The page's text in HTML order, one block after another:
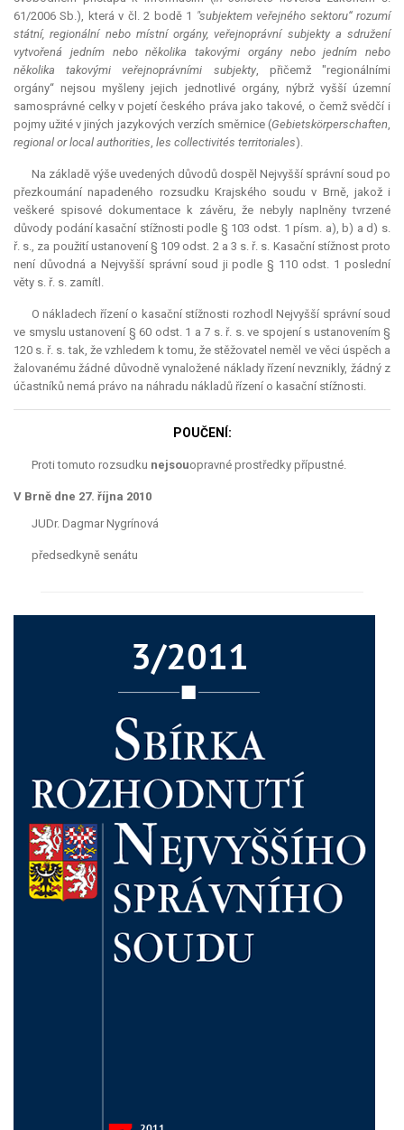
61/2006 Sb.), která v čl. 2 bodě 1 "subjektem veřejného sektoru“ rozumí
státní, regionální nebo místní orgány, veřejnoprávní subjekty a sdružení
vytvořená jedním nebo několika takovými orgány nebo jedním nebo
několika takovými veřejnoprávními subjekty, přičemž "regionálními
orgány“ nejsou myšleny jejich jednotlivé orgány, nýbrž vyšší územní
samosprávné celky v pojetí českého práva jako takové, o čemž svědčí i
pojmy užité v jiných jazykových verzích směrnice (Gebietskörperschaften,
regional or local authorities, les collectivités territoriales).
Na základě výše uvedených důvodů dospěl Nejvyšší správní soud po
přezkoumání napadeného rozsudku Krajského soudu v Brně, jakož i
veškeré spisové dokumentace k závěru, že nebyly naplněny tvrzené
důvody podání kasační stížnosti podle § 103 odst. 1 písm. a), b) a d) s.
ř. s., za použití ustanovení § 109 odst. 2 a 3 s. ř. s. Kasační stížnost proto
není důvodná a Nejvyšší správní soud ji podle § 110 odst. 1 poslední
věty s. ř. s. zamítl.
O nákladech řízení o kasační stížnosti rozhodl Nejvyšší správní soud
ve smyslu ustanovení § 60 odst. 1 a 7 s. ř. s. ve spojení s ustanovením §
120 s. ř. s. tak, že vzhledem k tomu, že stěžovatel neměl ve věci úspěch a
žalovanému žádné důvodně vynaložené náklady řízení nevznikly, žádný z
účastníků nemá právo na náhradu nákladů řízení o kasační stížnosti.
POUČENÍ:
Proti tomuto rozsudku nejsouopravné prostředky přípustné.
V Brně dne 27. října 2010
JUDr. Dagmar Nygrínová
předsedkyně senátu